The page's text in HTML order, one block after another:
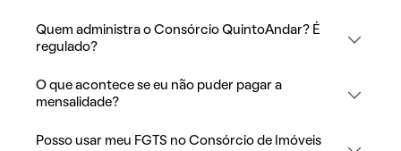
Quem administra o Consórcio QuintoAndar? É
regulado?
O que acontece se eu não puder pagar a
mensalidade?
Posso usar meu FGTS no Consórcio de Imóveis